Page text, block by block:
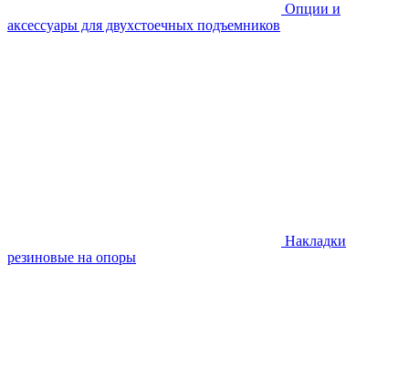
Опции и
аксессуары для двухстоечных подъемников
Накладки
резиновые на опоры